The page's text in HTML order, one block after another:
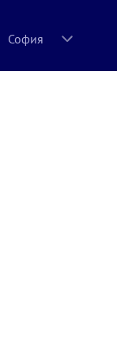
София